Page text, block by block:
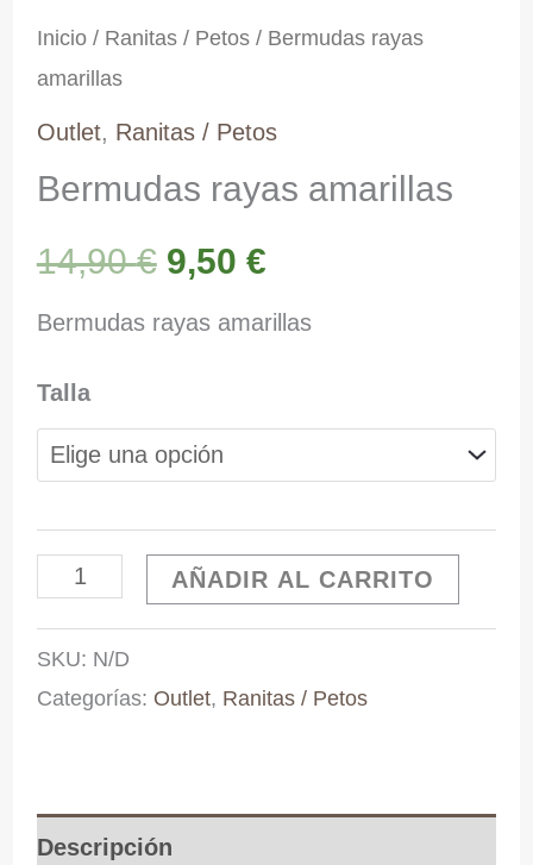
Inicio/ Ranitas / Petos/ Bermudas rayas
amarillas
Outlet, Ranitas / Petos
Bermudas rayas amarillas
14,90€ El
precio
era:
14,90 €.
9,50 €El
precio
9,50 €.
Bermudas rayas amarillas
Talla
Bermudas
amarillas
cantidad
AÑADIR AL CARRITO
SKU: N/D
Categorías: Outlet, Ranitas / Petos
Descripción